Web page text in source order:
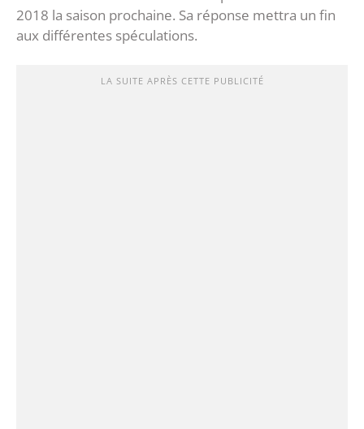
2018 la saison prochaine. Sa réponse mettra un fin
aux différentes spéculations.
LA SUITE APRÈS CETTE PUBLICITÉ